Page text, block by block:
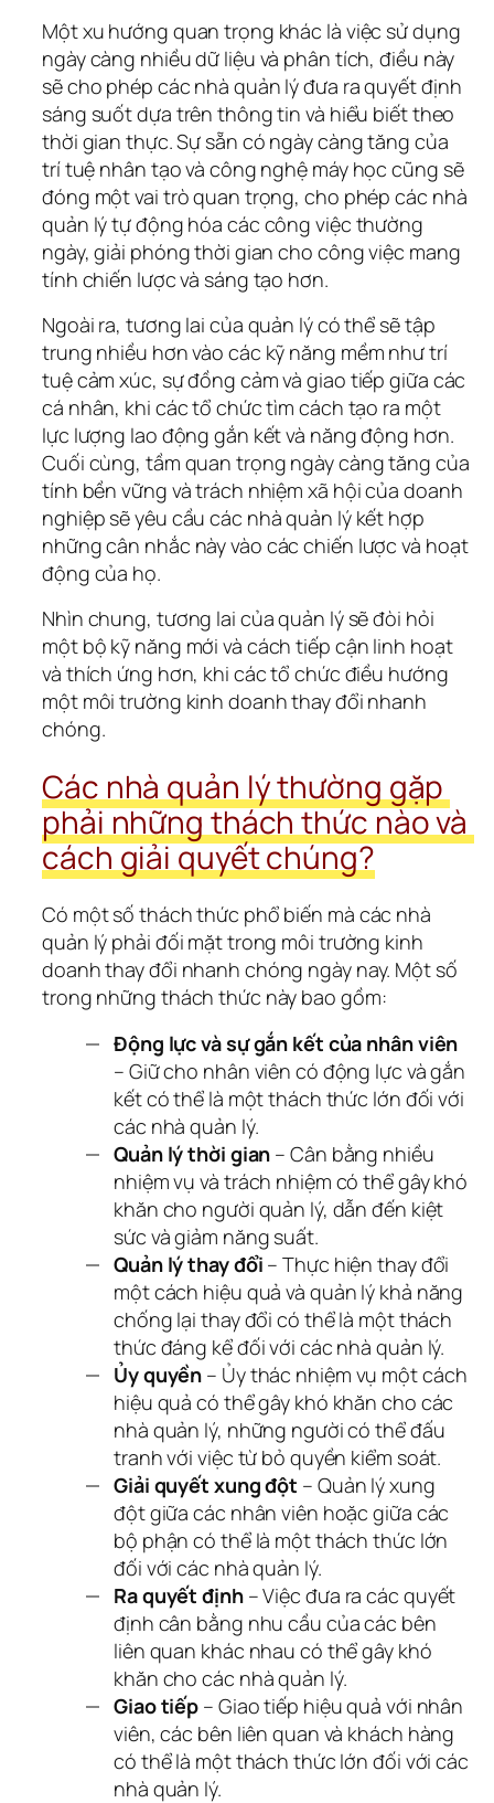
Một xu hướng quan trọng khác là việc sử dụng
ngày càng nhiều dữ liệu và phân tích, điều này
sẽ cho phép các nhà quản lý đưa ra quyết định
sáng suốt dựa trên thông tin và hiểu biết theo
thời gian thực. Sự sẵn có ngày càng tăng của
trí tuệ nhân tạo và công nghệ máy học cũng sẽ
đóng một vai trò quan trọng, cho phép các nhà
quản lý tự động hóa các công việc thường
ngày, giải phóng thời gian cho công việc mang
tính chiến lược và sáng tạo hơn.
Ngoài ra, tương lai của quản lý có thể sẽ tập
trung nhiều hơn vào các kỹ năng mềm như trí
tuệ cảm xúc, sự đồng cảm và giao tiếp giữa các
cá nhân, khi các tổ chức tìm cách tạo ra một
lực lượng lao động gắn kết và năng động hơn.
Cuối cùng, tầm quan trọng ngày càng tăng của
tính bền vững và trách nhiệm xã hội của doanh
nghiệp sẽ yêu cầu các nhà quản lý kết hợp
những cân nhắc này vào các chiến lược và hoạt
động của họ.
Nhìn chung, tương lai của quản lý sẽ đòi hỏi
một bộ kỹ năng mới và cách tiếp cận linh hoạt
và thích ứng hơn, khi các tổ chức điều hướng
một môi trường kinh doanh thay đổi nhanh
chóng.
Các nhà quản lý thường gặp
phải những thách thức nào và
cách giải quyết chúng?
Có một số thách thức phổ biến mà các nhà
quản lý phải đối mặt trong môi trường kinh
doanh thay đổi nhanh chóng ngày nay. Một số
trong những thách thức này bao gồm:
Động lực và sự gắn kết của nhân viên
– Giữ cho nhân viên có động lực và gắn
kết có thể là một thách thức lớn đối với
các nhà quản lý.
Quản lý thời gian – Cân bằng nhiều
nhiệm vụ và trách nhiệm có thể gây khó
khăn cho người quản lý, dẫn đến kiệt
sức và giảm năng suất.
Quản lý thay đổi – Thực hiện thay đổi
một cách hiệu quả và quản lý khả năng
chống lại thay đổi có thể là một thách
thức đáng kể đối với các nhà quản lý.
Ủy quyền – Ủy thác nhiệm vụ một cách
hiệu quả có thể gây khó khăn cho các
nhà quản lý, những người có thể đấu
tranh với việc từ bỏ quyền kiểm soát.
Giải quyết xung đột – Quản lý xung
đột giữa các nhân viên hoặc giữa các
bộ phận có thể là một thách thức lớn
đối với các nhà quản lý.
Ra quyết định– Việc đưa ra các quyết
định cân bằng nhu cầu của các bên
liên quan khác nhau có thể gây khó
khăn cho các nhà quản lý.
Giao tiếp – Giao tiếp hiệu quả với nhân
viên, các bên liên quan và khách hàng
có thể là một thách thức lớn đối với các
nhà quản lý.